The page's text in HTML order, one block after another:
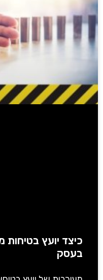
כיצד יועץ בטיחות
בעסק